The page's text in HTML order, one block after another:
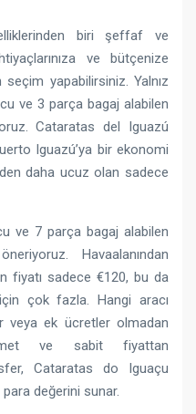
biri şeffaf ve
ve bütçenize
yapabilirsiniz. Yalnız
ve 3 parça bagaj alabilen
Cataratas del Iguazú
Iguazú’ya bir ekonomi
daha ucuz olan sadece
ve 7 parça bagaj alabilen
Havaalanından
fiyatı sadece €120, bu da
çok fazla. Hangi aracı
veya ek ücretler olmadan
ve sabit fiyattan
Cataratas do Iguaçu
değerini sunar.